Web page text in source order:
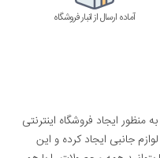
آماده ارسال از انبار فروشگاه
منظور ایجاد فروشگاه اینترنتی
جانبی ایجاد کرده و این